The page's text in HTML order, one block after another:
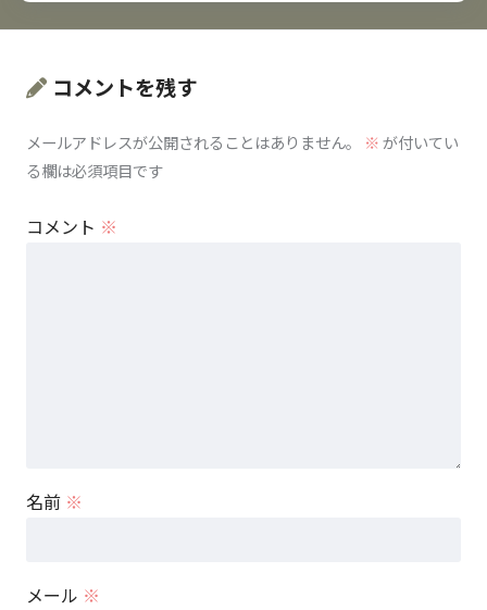
コメントを残す
メールアドレスが公開されることはありません。 ※が付いてい
る欄は必須項目です
コメント ※
名前 ※
メール ※